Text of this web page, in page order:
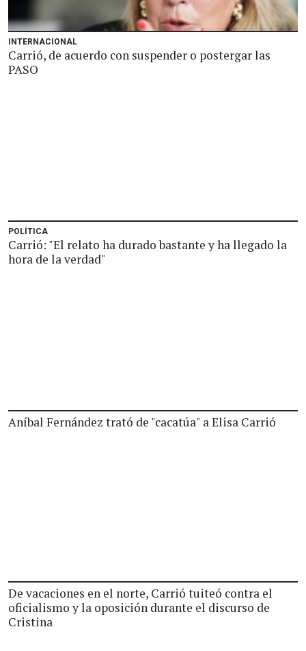
INTERNACIONAL
Carrió, de acuerdo con suspender o postergar las
PASO
POLÍTICA
Carrió: "El relato ha durado bastante y ha llegado la
hora de la verdad"
Aníbal Fernández trató de "cacatúa" a Elisa Carrió
De vacaciones en el norte, Carrió tuiteó contra el
oficialismo y la oposición durante el discurso de
Cristina